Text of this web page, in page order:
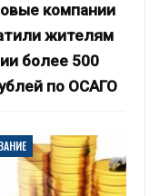
компании
жителям
более 500
по ОСАГО